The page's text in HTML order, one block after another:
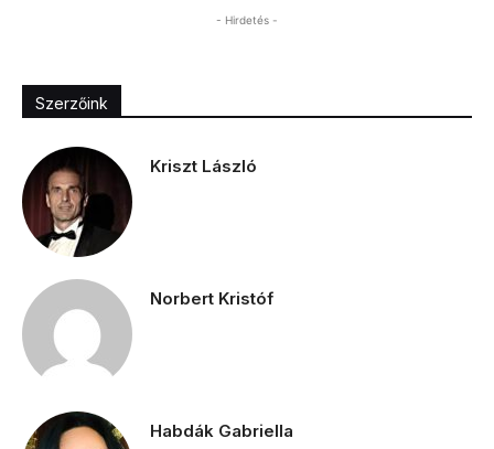
- Hirdetés -
Szerzőink
Kriszt László
Norbert Kristóf
Habdák Gabriella